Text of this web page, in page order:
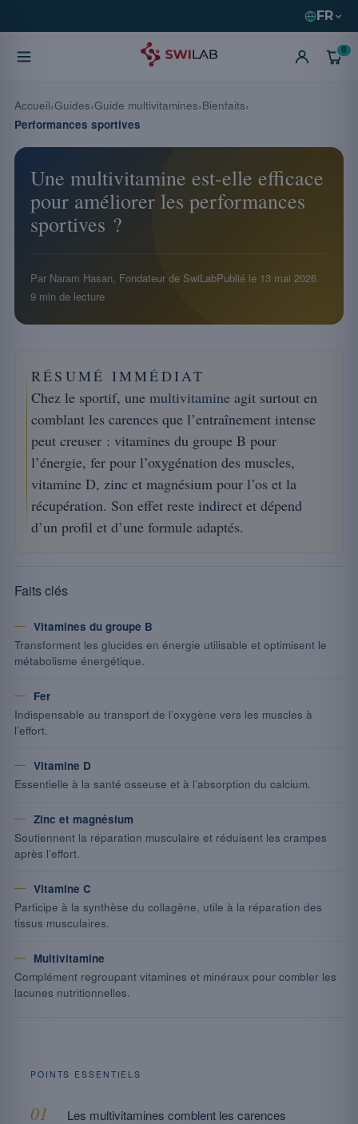
FR
0
Une multivitamine est-elle efficace
pour améliorer les performances
sportives ?
Par Naram Hasan, Fondateur de SwiLabPublié le 13 mai 2026
9 min de lecture
RÉSUMÉ IMMÉDIAT
Chez le sportif, une multivitamine agit surtout en
comblant les carences que l’entraînement intense
peut creuser : vitamines du groupe B pour
l’énergie, fer pour l’oxygénation des muscles,
vitamine D, zinc et magnésium pour l’os et la
récupération. Son effet reste indirect et dépend
d’un profil et d’une formule adaptés.
Faits clés
Vitamines du groupe B
Transforment les glucides en énergie utilisable et optimisent le
métabolisme énergétique.
Fer
Indispensable au transport de l’oxygène vers les muscles à
l’effort.
Vitamine D
Essentielle à la santé osseuse et à l’absorption du calcium.
Zinc et magnésium
Soutiennent la réparation musculaire et réduisent les crampes
après l’effort.
Vitamine C
Participe à la synthèse du collagène, utile à la réparation des
tissus musculaires.
Multivitamine
Complément regroupant vitamines et minéraux pour combler les
lacunes nutritionnelles.
POINTS ESSENTIELS
Les multivitamines comblent les carences
Accueil Guides Guide multivitamines Bienfaits
Performances sportives